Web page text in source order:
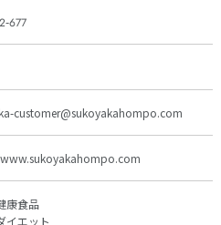
677
customer@sukoyakahompo.com
康食品
イエット